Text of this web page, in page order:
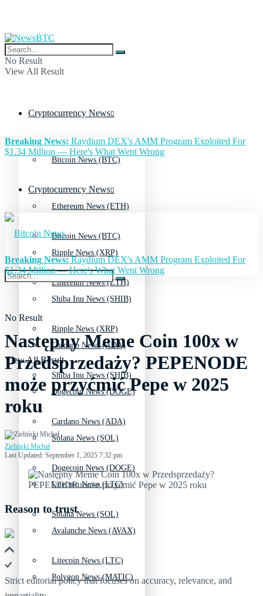
No Result
View All Result
Cryptocurrency News
Bitcoin News (BTC)
Ethereum News (ETH)
Ripple News (XRP)
Shiba Inu News (SHIB)
Cardano News (ADA)
Dogecoin News (DOGE)
Solana News (SOL)
Litecoin News (LTC)
Avalanche News (AVAX)
Polygon News (MATIC)
Breaking News: Raydium DEX's AMM Program Exploited For
$1.34 Million — Here's What Went Wrong
Cryptocurrency News
Bitcoin News (BTC)
Ethereum News (ETH)
Ripple News (XRP)
Shiba Inu News (SHIB)
Cardano News (ADA)
Dogecoin News (DOGE)
Solana News (SOL)
Litecoin News (LTC)
No Result
View All Result
Breaking News:Raydium DEX's AMM Program Exploited For
$1.34 Million — Here's What Went Wrong
Następny Meme Coin 100x w
Przedsprzedaży? PEPENODE
może przyćmić Pepe w 2025
roku
Zieliński Michał
Last Updated: September 1, 2025 7:32 pm
Reason to trust
Strict editorial policy that focuses on accuracy, relevance, and